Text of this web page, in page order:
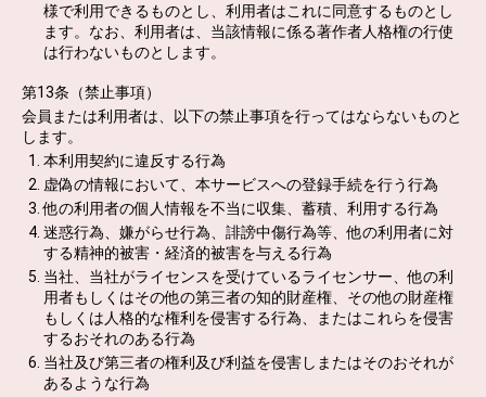
様で利用できるものとし、利用者はこれに同意するものとし
ます。なお、利用者は、当該情報に係る著作者人格権の行使
は行わないものとします。
第13条（禁止事項）
会員または利用者は、以下の禁止事項を行ってはならないものと
します。
本利用契約に違反する行為
虚偽の情報において、本サービスへの登録手続を行う行為
他の利用者の個人情報を不当に収集、蓄積、利用する行為
迷惑行為、嫌がらせ行為、誹謗中傷行為等、他の利用者に対
する精神的被害・経済的被害を与える行為
当社、当社がライセンスを受けているライセンサー、他の利
用者もしくはその他の第三者の知的財産権、その他の財産権
もしくは人格的な権利を侵害する行為、またはこれらを侵害
するおそれのある行為
当社及び第三者の権利及び利益を侵害しまたはそのおそれが
あるような行為